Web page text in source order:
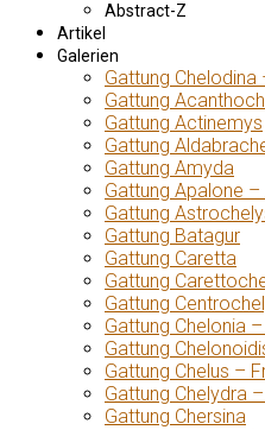
Abstract-Z
Artikel
Galerien
Gattung
Gattung
Gattung Actinemys
Gattung
Gattung Amyda
Gattung Apalone
Gattung
Gattung Batagur
Gattung Caretta
Gattung
Gattung
Gattung Chelonia
Gattung
Gattung Chelus –
Gattung Chelydra
Gattung Chersina